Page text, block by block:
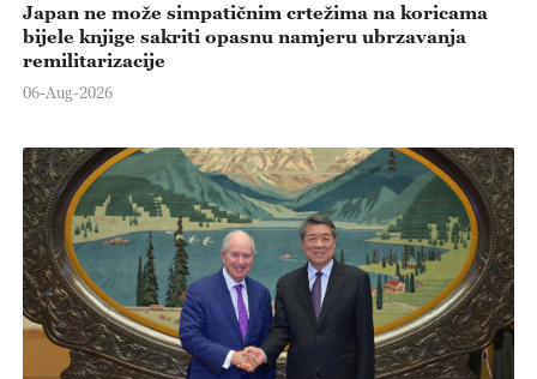
Japan ne može simpatičnim crtežima na koricama
bijele knjige sakriti opasnu namjeru ubrzavanja
remilitarizacije
06-Aug-2026